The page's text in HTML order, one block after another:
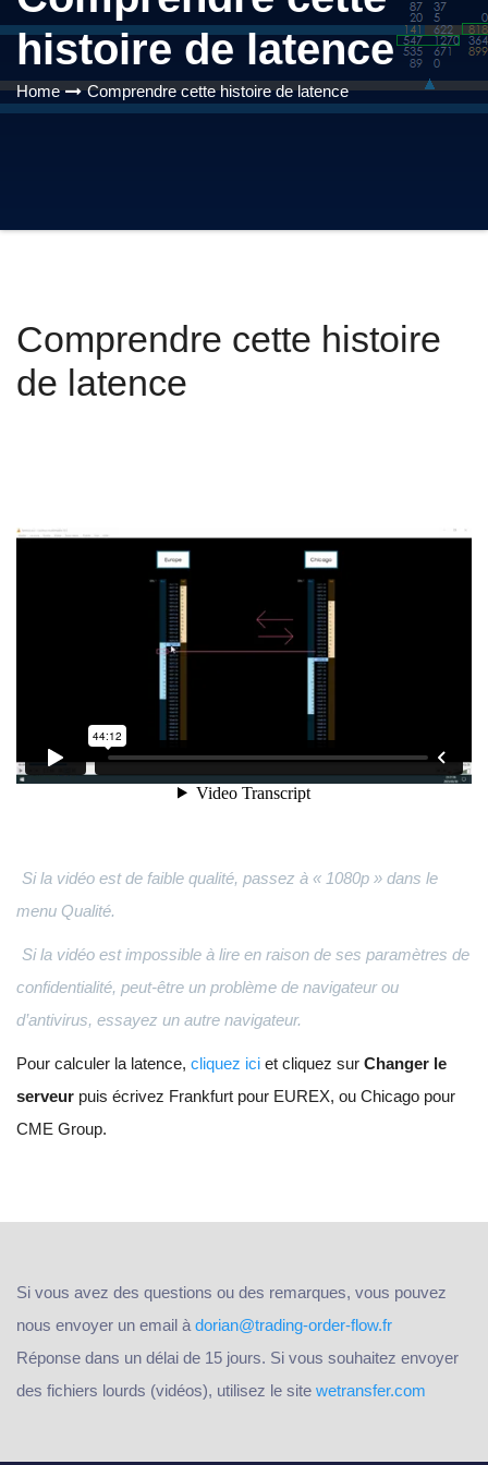
histoire de latence
Home Comprendre cette histoire de latence
Comprendre cette histoire
de latence
Si la vidéo est de faible qualité, passez à « 1080p » dans le
menu Qualité.
Si la vidéo est impossible à lire en raison de ses paramètres de
confidentialité, peut-être un problème de navigateur ou
d’antivirus, essayez un autre navigateur.
Pour calculer la latence, cliquez ici et cliquez sur Changer le
serveur puis écrivez Frankfurt pour EUREX, ou Chicago pour
CME Group.
Si vous avez des questions ou des remarques, vous pouvez
nous envoyer un email à dorian@trading-order-flow.fr
Réponse dans un délai de 15 jours. Si vous souhaitez envoyer
des fichiers lourds (vidéos), utilisez le site wetransfer.com